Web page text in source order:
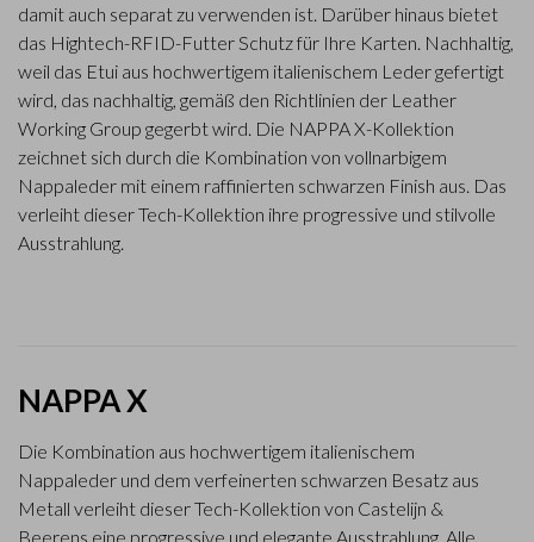
damit auch separat zu verwenden ist. Darüber hinaus bietet
das Hightech-RFID-Futter Schutz für Ihre Karten. Nachhaltig,
weil das Etui aus hochwertigem italienischem Leder gefertigt
wird, das nachhaltig, gemäß den Richtlinien der Leather
Working Group gegerbt wird. Die NAPPA X-Kollektion
zeichnet sich durch die Kombination von vollnarbigem
Nappaleder mit einem raffinierten schwarzen Finish aus. Das
verleiht dieser Tech-Kollektion ihre progressive und stilvolle
Ausstrahlung.
NAPPA X
Die Kombination aus hochwertigem italienischem
Nappaleder und dem verfeinerten schwarzen Besatz aus
Metall verleiht dieser Tech-Kollektion von Castelijn &
Beerens eine progressive und elegante Ausstrahlung. Alle